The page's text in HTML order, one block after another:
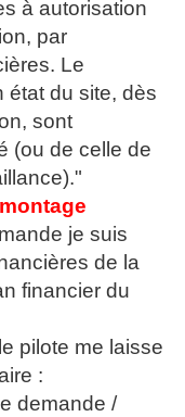
à autorisation
par
Le
état du site, dès
sont
(ou de celle de
je suis
de la
financier du
pilote me laisse
:
demande /